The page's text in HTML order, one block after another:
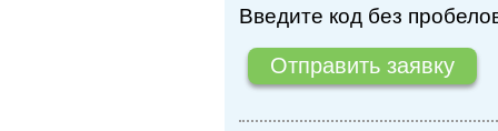
Введите код без